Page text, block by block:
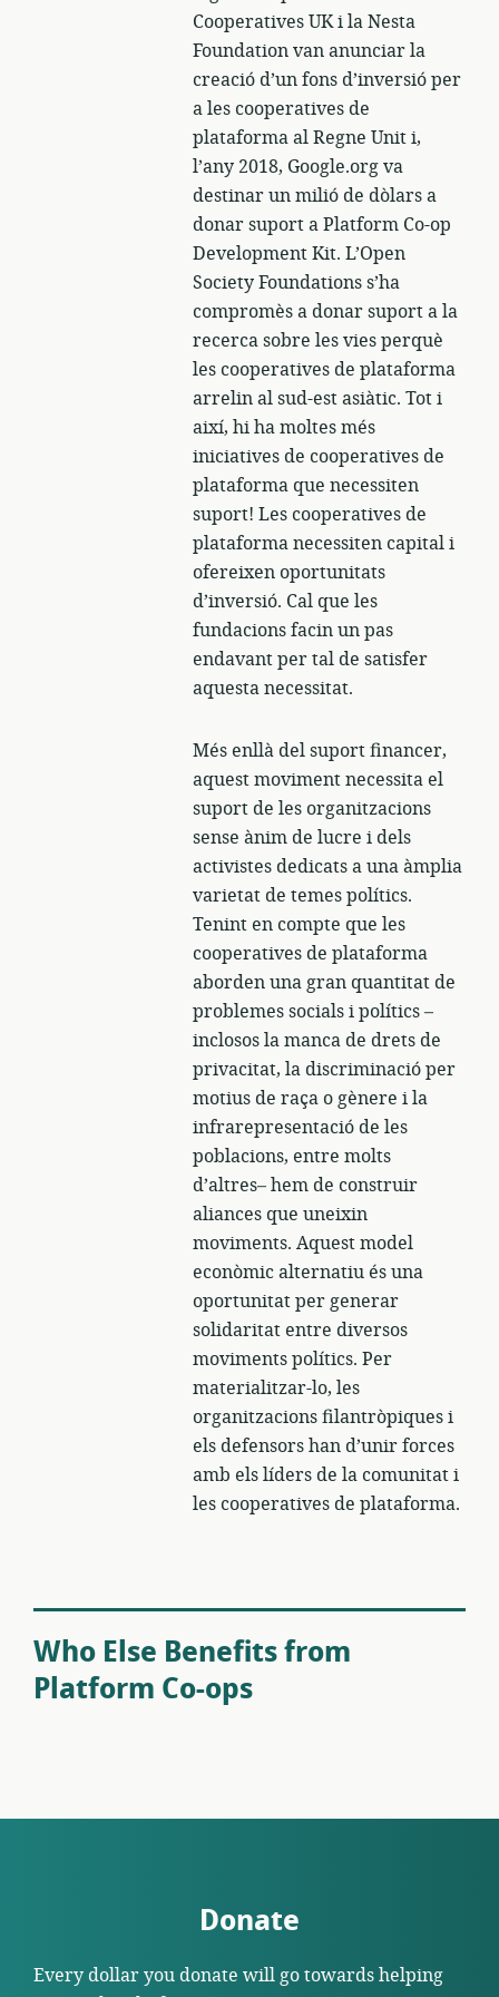
Cooperatives UK i la Nesta
Foundation van anunciar la
creació d’un fons d’inversió per
a les cooperatives de
plataforma al Regne Unit i,
l’any 2018, Google.org va
destinar un milió de dòlars a
donar suport a Platform Co-op
Development Kit. L’Open
Society Foundations s’ha
compromès a donar suport a la
recerca sobre les vies perquè
les cooperatives de plataforma
arrelin al sud-est asiàtic. Tot i
així, hi ha moltes més
iniciatives de cooperatives de
plataforma que necessiten
suport! Les cooperatives de
plataforma necessiten capital i
ofereixen oportunitats
d’inversió. Cal que les
fundacions facin un pas
endavant per tal de satisfer
aquesta necessitat.
Més enllà del suport financer,
aquest moviment necessita el
suport de les organitzacions
sense ànim de lucre i dels
activistes dedicats a una àmplia
varietat de temes polítics.
Tenint en compte que les
cooperatives de plataforma
aborden una gran quantitat de
problemes socials i polítics –
inclosos la manca de drets de
privacitat, la discriminació per
motius de raça o gènere i la
infrarepresentació de les
poblacions, entre molts
d’altres– hem de construir
aliances que uneixin
moviments. Aquest model
econòmic alternatiu és una
oportunitat per generar
solidaritat entre diversos
moviments polítics. Per
materialitzar-lo, les
organitzacions filantròpiques i
els defensors han d’unir forces
amb els líders de la comunitat i
les cooperatives de plataforma.
Who Else Benefits from
Platform Co-ops
Donate
Every dollar you donate will go towards helping